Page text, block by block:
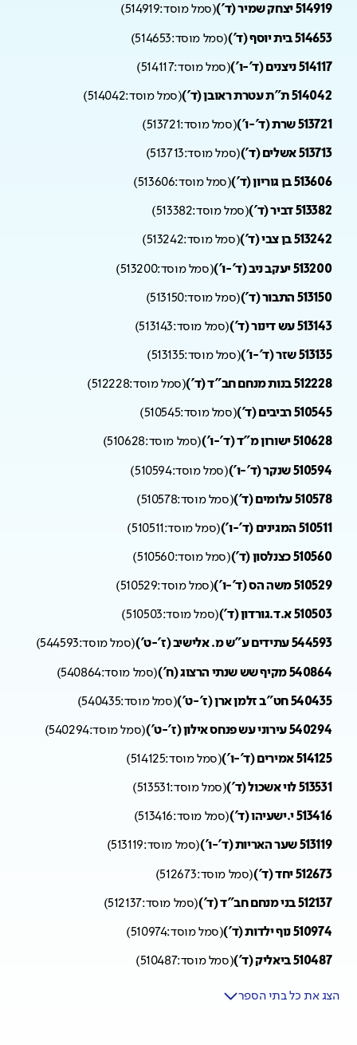
514919 יצחק שמיר (ד') (סמל מוסד:514919
)
514653 בית יוסף (ד') (סמל מוסד:514653
)
514117 ניצנים (ד'-ו') (סמל מוסד:514117
)
514042 ת"ת עטרת ראובן (ד') (סמל מוסד:514042
)
513721 שרת (ד'-ו') (סמל מוסד:513721
)
513713 אשלים (ד') (סמל מוסד:513713
)
513606 בן גוריון (ד') (סמל מוסד:513606
)
513382 דביר (ד') (סמל מוסד:513382
)
513242 בן צבי (ד') (סמל מוסד:513242
)
513200 יעקב ניב (ד'-ו') (סמל מוסד:513200
)
513150 התבור (ד') (סמל מוסד:513150
)
513143 עש דינור (ד') (סמל מוסד:513143
)
513135 שזר (ד'-ו') (סמל מוסד:513135
)
512228 בנות מנחם חב"ד (ד') (סמל מוסד:512228
)
510545 רביבים (ד') (סמל מוסד:510545
)
510628 ישורון מ"ד (ד'-ו') (סמל מוסד:510628
)
510594 שנקר (ד'-ו') (סמל מוסד:510594
)
510578 עלומים (ד') (סמל מוסד:510578
)
510511 המגינים (ד'-ו') (סמל מוסד: 510511
)
510560 כצנלסון (ד') (סמל מוסד:510560
)
510529 משה הס (ד'-ו') (סמל מוסד:510529
)
510503 א.ד.גורדון (ד') (סמל מוסד:510503
)
544593 עתידים ע"ש מ. אלישיב (ז'-ט') (סמל מוסד:544593
)
540864 מקיף שש שנתי הרצוג (ח') (סמל מוסד:540864
)
540435 חט"ב זלמן ארן (ז'-ט') (סמל מוסד:540435
)
540294 עירוני עש פנחס אילון (ז'-ט') (סמל מוסד:540294
)
514125 אמירים (ד'-ו') (סמל מוסד:514125
)
513531 לוי אשכול (ד') (סמל מוסד:513531
)
513416 י.ישעיהו (ד') (סמל מוסד:513416
)
513119 שער האריות (ד'-ו') (סמל מוסד:513119
)
512673 יחד (ד') (סמל מוסד:512673
)
512137 בני מנחם חב"ד (ד') (סמל מוסד:512137
)
510974 נוף ילדות (ד') (סמל מוסד:510974
)
510487 ביאליק (ד') (סמל מוסד:510487
)
הצג את כל בתי הספר